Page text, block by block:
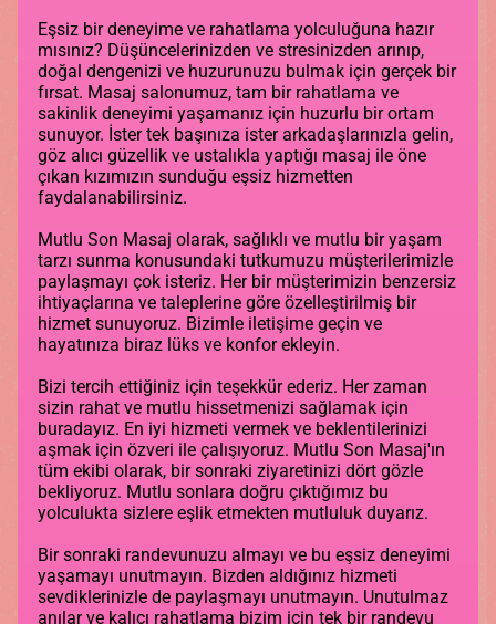
Eşsiz bir deneyime ve rahatlama yolculuğuna hazır
mısınız? Düşüncelerinizden ve stresinizden arınıp,
doğal dengenizi ve huzurunuzu bulmak için gerçek bir
fırsat. Masaj salonumuz, tam bir rahatlama ve
sakinlik deneyimi yaşamanız için huzurlu bir ortam
sunuyor. İster tek başınıza ister arkadaşlarınızla gelin,
göz alıcı güzellik ve ustalıkla yaptığı masaj ile öne
çıkan kızımızın sunduğu eşsiz hizmetten
faydalanabilirsiniz.
Mutlu Son Masaj olarak, sağlıklı ve mutlu bir yaşam
tarzı sunma konusundaki tutkumuzu müşterilerimizle
paylaşmayı çok isteriz. Her bir müşterimizin benzersiz
ihtiyaçlarına ve taleplerine göre özelleştirilmiş bir
hizmet sunuyoruz. Bizimle iletişime geçin ve
hayatınıza biraz lüks ve konfor ekleyin.
Bizi tercih ettiğiniz için teşekkür ederiz. Her zaman
sizin rahat ve mutlu hissetmenizi sağlamak için
buradayız. En iyi hizmeti vermek ve beklentilerinizi
aşmak için özveri ile çalışıyoruz. Mutlu Son Masaj'ın
tüm ekibi olarak, bir sonraki ziyaretinizi dört gözle
bekliyoruz. Mutlu sonlara doğru çıktığımız bu
yolculukta sizlere eşlik etmekten mutluluk duyarız.
Bir sonraki randevunuzu almayı ve bu eşsiz deneyimi
yaşamayı unutmayın. Bizden aldığınız hizmeti
sevdiklerinizle de paylaşmayı unutmayın. Unutulmaz
anılar ve kalıcı rahatlama bizim için tek bir randevu